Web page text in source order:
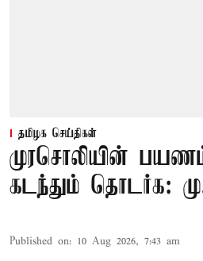
தமிழக செய்திகள்
முரசொலியின்
கடந்தும் தொடர்க:
Published on: 10 Aug 2026, 7:43 am